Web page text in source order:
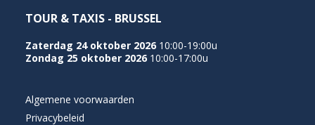
TOUR & TAXIS - BRUSSEL
Zaterdag 24 oktober 2026 10:00-19:00u
Zondag 25 oktober 2026 10:00-17:00u
Algemene voorwaarden
Privacybeleid